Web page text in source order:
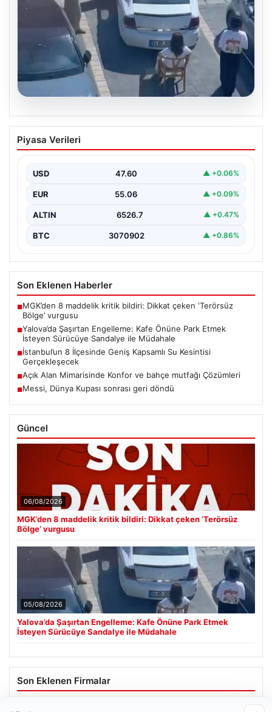
Yalova’da Şaşırtan Engelleme: Kafe
Önüne Park Etmek İsteyen Sürücüye
Yalova’da yaşanan sıra dışı bir olay, gündeme damgasını
Piyasa Verileri
USD 47.60 ▲ +0.06%
EUR 55.06 ▲ +0.09%
ALTIN 6526.7 ▲ +0.47%
BTC 3070902 ▲ +0.86%
Son Eklenen Haberler
■MGK’den 8 maddelik kritik bildiri: Dikkat çeken ‘Terörsüz
Bölge’ vurgusu
■Yalova’da Şaşırtan Engelleme: Kafe Önüne Park Etmek
İsteyen Sürücüye Sandalye ile Müdahale
■İstanbul’un 8 İlçesinde Geniş Kapsamlı Su Kesintisi
Gerçekleşecek
■Açık Alan Mimarisinde Konfor ve bahçe mutfağı Çözümleri
■Messi, Dünya Kupası sonrası geri döndü
Güncel
06/08/2026
MGK’den 8 maddelik kritik bildiri: Dikkat çeken ‘Terörsüz
Bölge’ vurgusu
05/08/2026
Yalova’da Şaşırtan Engelleme: Kafe Önüne Park Etmek
İsteyen Sürücüye Sandalye ile Müdahale
Son Eklenen Firmalar
Hastaş Beton